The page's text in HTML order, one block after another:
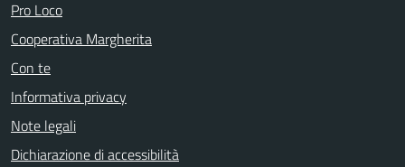
Pro Loco
Cooperativa Margherita
Con te
Informativa privacy
Note legali
Dichiarazione di accessibilità